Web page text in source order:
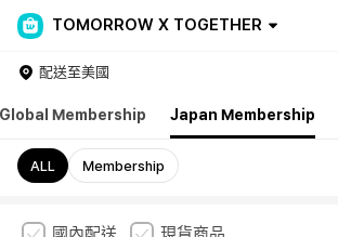
TOMORROW X TOGETHER
配送至美國
Global Membership Japan Membership
ALL Membership